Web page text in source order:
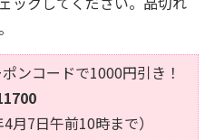
ンコードで1000円引き！
月7日午前10時まで）